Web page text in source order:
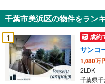
知
を
受
け
取
る
・
千葉市美浜区の物件をラン
1
成約
サンコ
1,080万
2LDK
千葉県